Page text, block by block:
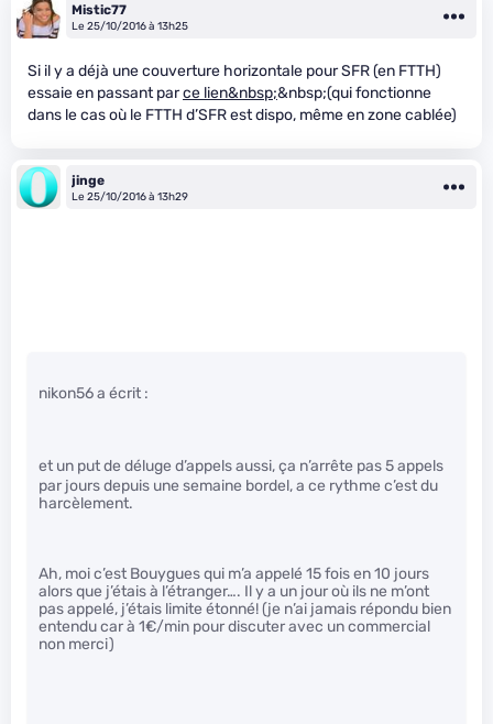
Mistic77
Le 25/10/2016 à 13h25
Si il y a déjà une couverture horizontale pour SFR (en FTTH)
essaie en passant parce lien&nbsp;&nbsp;(qui fonctionne
dans le cas où le FTTH d’SFR est dispo, même en zone cablée)
jinge
Le 25/10/2016 à 13h29
nikon56 a écrit :
et un putde déluge d’appels aussi, ça n’arrête pas 5 appels
par jours depuis une semaine bordel, a ce rythme c’est du
harcèlement.
Ah, moi c’est Bouygues qui m’a appelé 15 fois en 10 jours
alors que j’étais à l’étranger…. Il y a un jour où ils ne m’ont
pas appelé, j’étais limite étonné! (je n’ai jamais répondu bien
entendu car à 1€/min pour discuter avec un commercial
non merci)